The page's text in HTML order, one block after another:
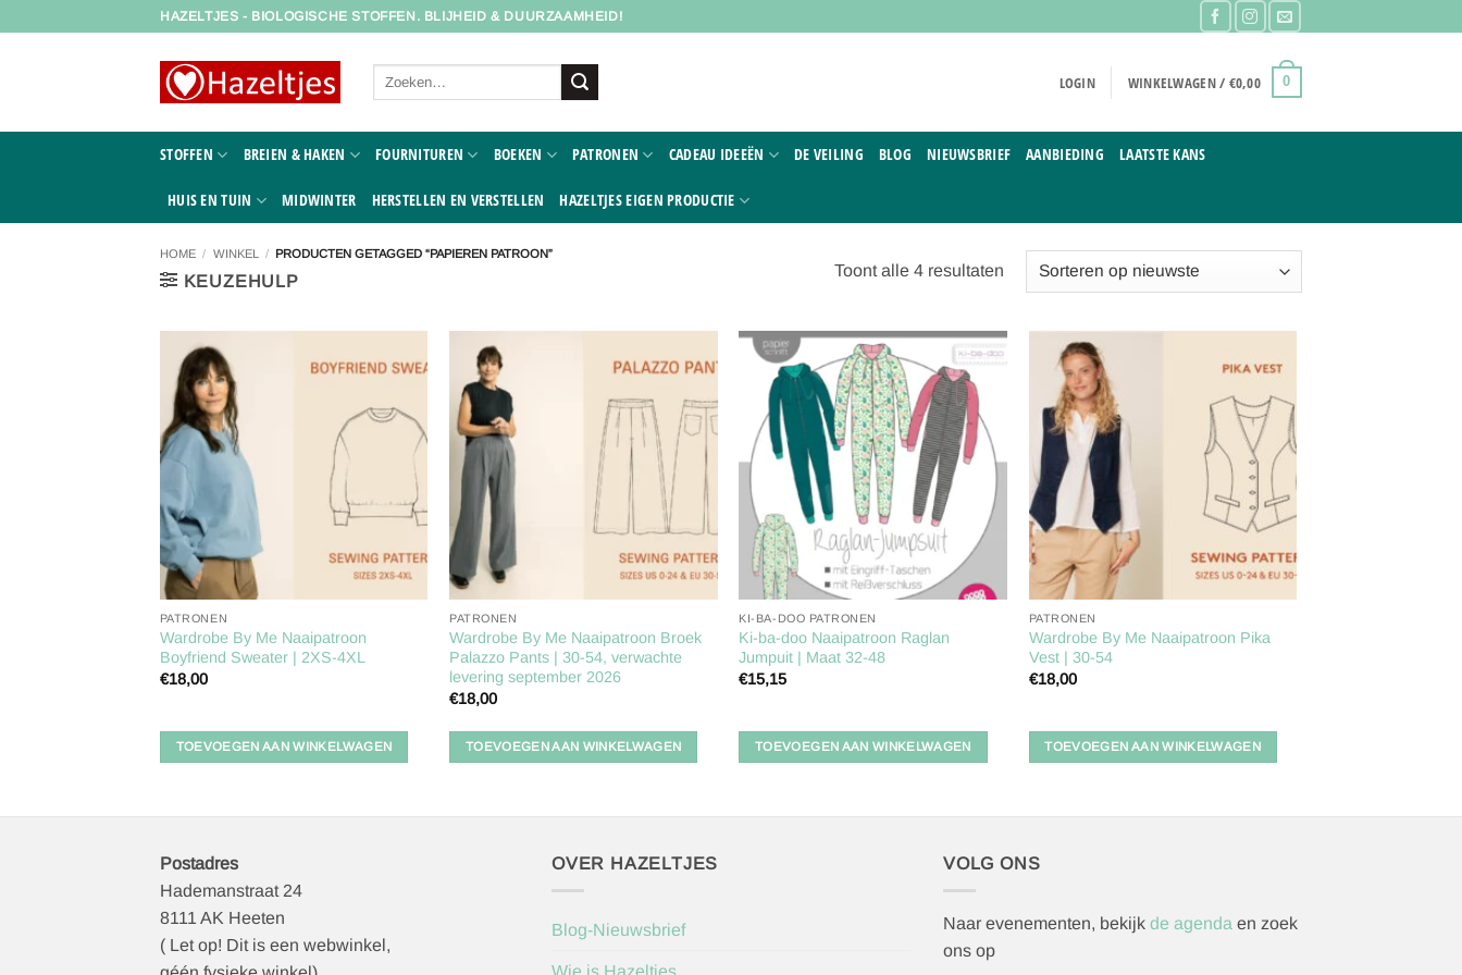
HAZELTJES - BIOLOGISCHE STOFFEN. BLIJHEID & DUURZAAMHEID!
Zoeken
LOGIN WINKELWAGEN / €0,00 0
STOFFEN BREIEN & HAKEN FOURNITUREN BOEKEN PATRONEN CADEAU IDEEËN DE VEILING BLOG NIEUWSBRIEF AANBIEDING LAATSTE KANS
HUIS EN TUIN MIDWINTER HERSTELLEN EN VERSTELLEN HAZELTJES EIGEN PRODUCTIE
HOME / WINKEL / PRODUCTEN GETAGGED “PAPIEREN PATROON”
KEUZEHULP
Toont alle 4 resultatenGesorteerd
aan
verlanglijst
PATRONEN
Wardrobe By Me Naaipatroon
Boyfriend Sweater | 2XS-4XL
€18,00
TOEVOEGEN AAN WINKELWAGEN
verlanglijst
PATRONEN
Wardrobe By Me Naaipatroon Broek
Palazzo Pants | 30-54, verwachte
levering september 2026
€18,00
TOEVOEGEN AAN WINKELWAGEN
Toevoegen
aan
verlanglijst
KI-BA-DOO PATRONEN
Ki-ba-doo Naaipatroon Raglan
Jumpuit | Maat 32-48
€15,15
TOEVOEGEN AAN WINKELWAGEN
aan
verlanglijst
PATRONEN
Wardrobe By Me Naaipatroon Pika
Vest | 30-54
€18,00
TOEVOEGEN AAN WINKELWAGEN
Postadres
Hademanstraat 24
8111 AK Heeten
( Let op! Dit is een webwinkel,
OVER HAZELTJES
Blog-Nieuwsbrief
Wie is Hazeltjes
VOLG ONS
Naar evenementen, bekijk de agenda en zoek
ons op